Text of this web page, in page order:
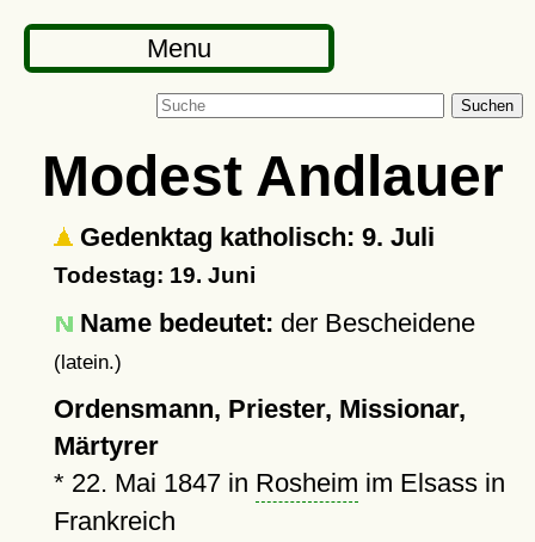
Menu
Suchen
Modest Andlauer
Gedenktag katholisch: 9. Juli
Todestag: 19. Juni
Name bedeutet: der Bescheidene
(latein.)
Ordensmann, Priester, Missionar,
Märtyrer
* 22. Mai 1847in Rosheim im Elsass in
Frankreich